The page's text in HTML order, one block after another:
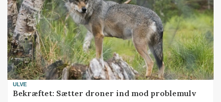
ULVE
Bekræftet: Sætter droner ind mod problemulv